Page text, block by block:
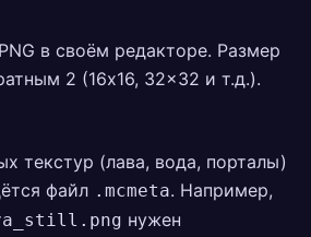
в своём редакторе. Размер
2 (16x16, 32x32 и т.д.).
текстур (лава, вода, порталы)
файл .mcmeta. Например,
нужен